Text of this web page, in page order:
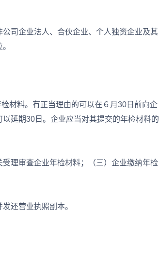
司企业法人、合伙企业、个人独资企业及其
料。有正当理由的可以在６月30日前向企
延期30日。企业应当对其提交的年检材料的
理审查企业年检材料；（三）企业缴纳年检
还营业执照副本。